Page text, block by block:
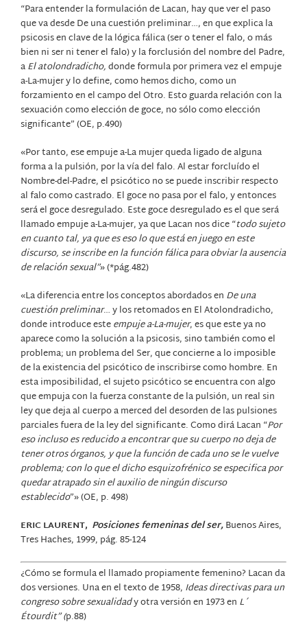
“Para entender la formulación de Lacan, hay que ver el paso
que va desde De una cuestión preliminar…, en que explica la
psicosis en clave de la lógica fálica (ser o tener el falo, o más
bien ni ser ni tener el falo) y la forclusión del nombre del Padre,
aEl atolondradicho,donde formula por primera vez el empuje
a-La-mujer y lo define, como hemos dicho, como un
forzamiento en el campo del Otro. Esto guarda relación con la
sexuación como elección de goce, no sólo como elección
significante” (OE, p.490)
«Por tanto, ese empuje a-La mujer queda ligado de alguna
forma a la pulsión, por la vía del falo. Al estar forcluído el
Nombre-del-Padre, el psicótico no se puede inscribir respecto
al falo como castrado. El goce no pasa por el falo, y entonces
será el goce desregulado. Este goce desregulado es el que será
llamado empuje a-La-mujer, ya que Lacan nos dice “todo sujeto
en cuanto tal, ya que es eso lo que está en juego en este
discurso, se inscribe en la función fálica para obviar la ausencia
de relación sexual”» (*pág.482)
«La diferencia entre los conceptos abordados en De una
cuestión preliminar… y los retomados en El Atolondradicho,
donde introduce esteempuje a-La-mujer, es que este ya no
aparece como la solución a la psicosis, sino también como el
problema; un problema del Ser, que concierne a lo imposible
de la existencia del psicótico de inscribirse como hombre. En
esta imposibilidad, el sujeto psicótico se encuentra con algo
que empuja con la fuerza constante de la pulsión, un real sin
ley que deja al cuerpo a merced del desorden de las pulsiones
parciales fuera de la ley del significante. Como dirá Lacan “Por
eso incluso es reducido a encontrar que su cuerpo no deja de
tener otros órganos, y que la función de cada uno se le vuelve
problema; con lo que el dicho esquizofrénico se especifica por
quedar atrapado sin el auxilio de ningún discurso
establecido”» (OE, p. 498)
ERIC LAURENT, Posiciones femeninas del ser,Buenos Aires,
Tres Haches, 1999, pág. 85-124
¿Cómo se formula el llamado propiamente femenino? Lacan da
dos versiones. Una en el texto de 1958, Ideas directivas para un
congreso sobre sexualidady otra versión en 1973 en L´
Étourdit” (p.88)